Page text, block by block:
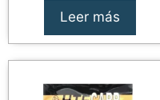
Leer más